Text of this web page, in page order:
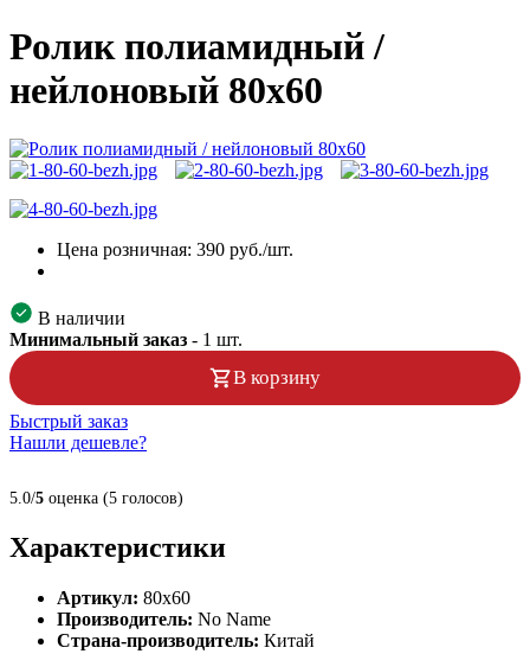
Ролик полиамидный /
нейлоновый 80х60
Цена розничная: 390 руб./шт.
В наличии
Минимальный заказ - 1 шт.
В корзину
Быстрый заказ
Нашли дешевле?
5.0/5 оценка (5 голосов)
Характеристики
Артикул: 80х60
Производитель: No Name
Страна-производитель: Китай